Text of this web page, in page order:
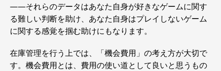
――それらのデータはあなた自身が好きなゲームに関す
る難しい判断を助け、あなた自身はプレイしないゲーム
に関する感覚を掴む助けにもなります。
在庫管理を行う上では、「機会費用」の考え方が大切で
す。機会費用とは、費用の使い道として良いと思うもの